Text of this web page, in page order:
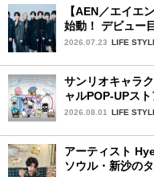
【AEN／エイエ
始動！ デビュー
ュー。7人の魅力
2026.07.23 LIFE
サンリオキャラ
ャルPOP-UPス
2026.08.01 LIFE
アーティスト
ソウル・新沙の